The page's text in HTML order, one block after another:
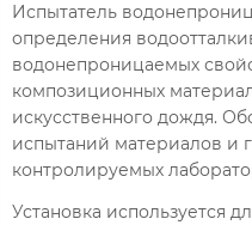
Испытатель
определения
водонепроницаемых
композиционных
искусственного дождя.
испытаний материалов и
контролируемых
Установка используется